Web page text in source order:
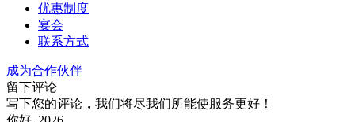
优惠制度
宴会
联系方式
成为合作伙伴
留下评论
写下您的评论，我们将尽我们所能使服务更好！